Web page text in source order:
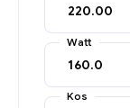
Watt
Kos